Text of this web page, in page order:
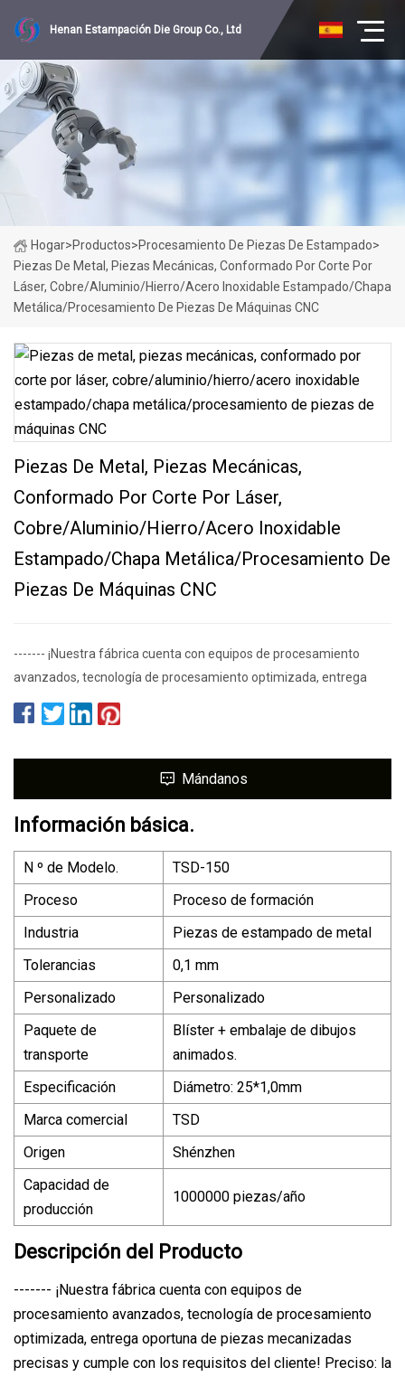
Henan Estampación Die Group Co., Ltd
Hogar>Productos>Procesamiento De Piezas De Estampado>
Piezas De Metal, Piezas Mecánicas, Conformado Por Corte Por
Láser, Cobre/aluminio/hierro/acero Inoxidable Estampado/chapa
Metálica/procesamiento De Piezas De Máquinas CNC
Piezas De Metal, Piezas Mecánicas,
Conformado Por Corte Por Láser,
Cobre/aluminio/hierro/acero Inoxidable
Estampado/chapa Metálica/procesamiento De
Piezas De Máquinas CNC
------- ¡Nuestra fábrica cuenta con equipos de procesamiento
avanzados, tecnología de procesamiento optimizada, entrega
Mándanos
Información básica.
N º de Modelo.
TSD-150
Proceso
Proceso de formación
Industria
Piezas de estampado de metal
Tolerancias
0,1 mm
Personalizado
Personalizado
Paquete de
transporte
Blíster + embalaje de dibujos
animados.
Especificación
Diámetro: 25*1,0mm
Marca comercial
TSD
Origen
Shénzhen
Capacidad de
producción
1000000 piezas/año
Descripción del Producto
------- ¡Nuestra fábrica cuenta con equipos de
procesamiento avanzados, tecnología de procesamiento
optimizada, entrega oportuna de piezas mecanizadas
precisas y cumple con los requisitos del cliente! Preciso: la